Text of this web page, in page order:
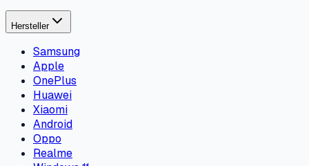
Hersteller
Samsung
Apple
OnePlus
Huawei
Xiaomi
Android
Oppo
Realme